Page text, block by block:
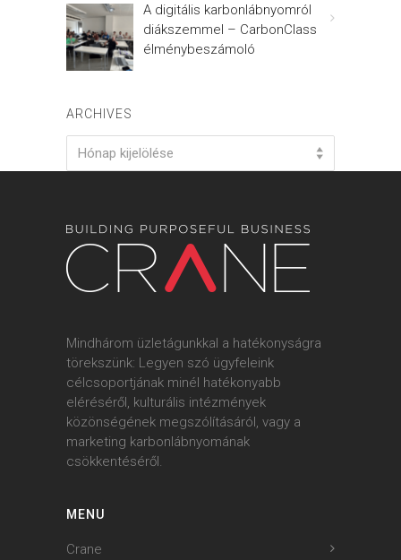
A digitális karbonlábnyomról
diákszemmel – CarbonClass
élménybeszámoló
ARCHIVES
Archives
Hónap kijelölése
Mindhárom üzletágunkkal a hatékonyságra
törekszünk: Legyen szó ügyfeleink
célcsoportjának minél hatékonyabb
eléréséről, kulturális intézmények
közönségének megszólításáról, vagy a
marketing karbonlábnyomának
csökkentéséről.
MENU
Crane